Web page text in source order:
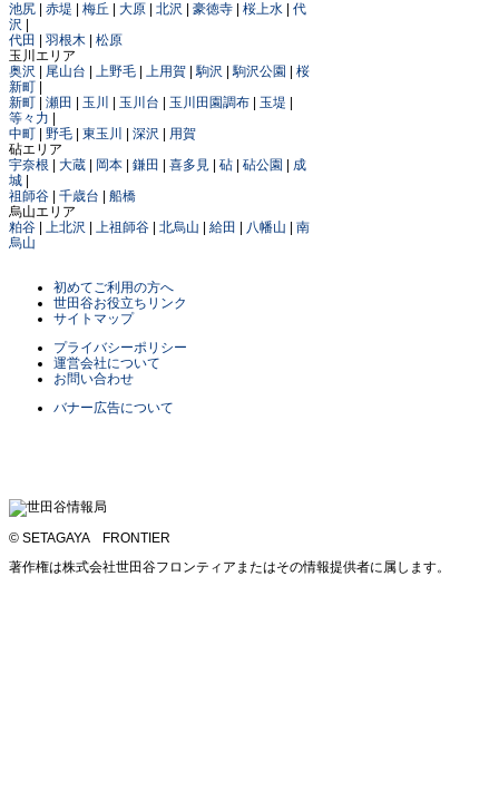
池尻
赤堤 梅丘 大原 北沢 豪徳寺 桜上水
代
沢
代田
羽根木
松原
玉川エリア
奥沢
尾山台 上野毛 上用賀 |駒沢 |駒沢公園
桜
新町
新町
瀬田 玉川 玉川台 玉川田園調布 玉堤
等々力
中町
野毛 東玉川 深沢
用賀
砧エリア
宇奈根
大蔵 岡本 鎌田 喜多見 砧 砧公園
成
城
祖師谷
千歳台
船橋
烏山エリア
粕谷
上北沢 上祖師谷 北烏山 給田 八幡山
南
烏山
初めてご利用の方へ
世田谷お役立ちリンク
サイトマップ
プライバシーポリシー
運営会社について
お問い合わせ
バナー広告について
© SETAGAYA FRONTIER
著作権は株式会社世田谷フロンティアまたはその情報提供者に属します。